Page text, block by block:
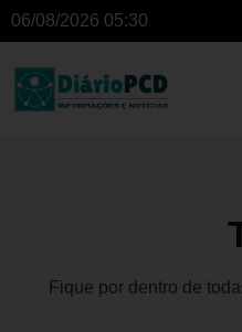
06/08/2026 05:30
Fique por dentro de